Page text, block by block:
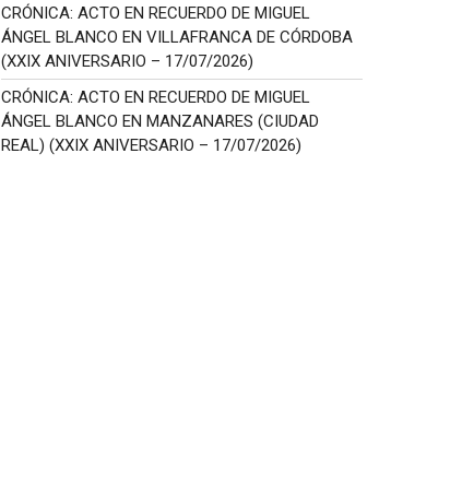
CRÓNICA: ACTO EN RECUERDO DE MIGUEL
ÁNGEL BLANCO EN VILLAFRANCA DE CÓRDOBA
(XXIX ANIVERSARIO – 17/07/2026)
CRÓNICA: ACTO EN RECUERDO DE MIGUEL
ÁNGEL BLANCO EN MANZANARES (CIUDAD
REAL) (XXIX ANIVERSARIO – 17/07/2026)